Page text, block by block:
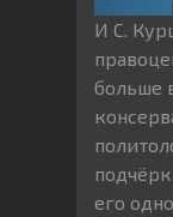
И С.
больше
его